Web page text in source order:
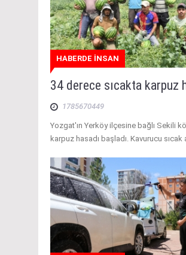
HABERDE İNSAN
34 derece sıcakta karpuz
1785670449
Yozgat'ın Yerköy ilçesine bağlı Sekili
karpuz hasadı başladı. Kavurucu sıcak